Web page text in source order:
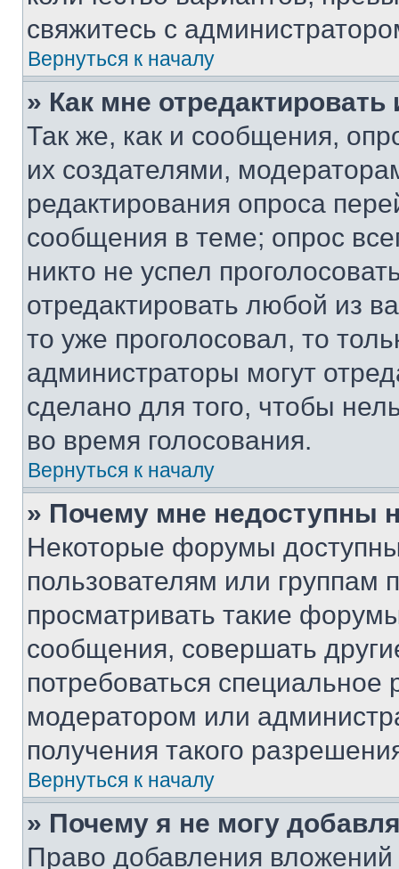
свяжитесь с
Вернуться к началу
» Как мне
Так же, как и сообщения,
их создателями,
редактирования опроса
сообщения в теме; опрос
никто не успел
отредактировать любой из
то уже проголосовал, то
администраторы могут
сделано для того, чтобы
во время голосования.
Вернуться к началу
» Почему мне недоступны
Некоторые форумы
пользователям или группам
просматривать такие
сообщения, совершать
потребоваться
модератором или
получения такого
Вернуться к началу
» Почему я не могу
Право добавления